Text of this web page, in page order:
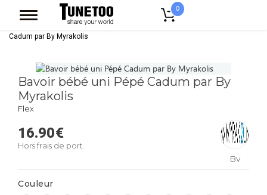
0
Vêtement Enfant Bebe
Bavoir bébé uni Pépé
Cadum par By Myrakolis
Bavoir bébé uni Pépé Cadum par By
Myrakolis
Flex
16.90€
Hors frais de port
By
Couleur